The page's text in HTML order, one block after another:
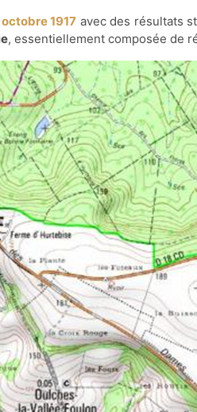
octobre 1917 avec des résultats
, essentiellement composée de